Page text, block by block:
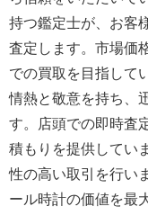
持つ鑑定士が、お客
査定します。市場価
での買取を目指して
情熱と敬意を持ち、
す。店頭での即時査
積もりを提供してい
性の高い取引を行い
ール時計の価値を最